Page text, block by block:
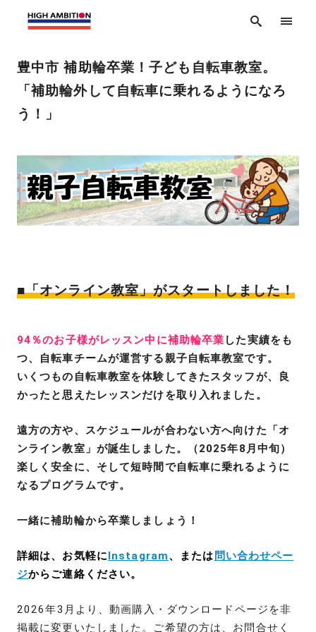
豊中市 補助輪卒業！子ども自転車教室。
「補助輪外して自転車に乗れるようになろ
う！」
■「オンライン教室」がスタートしました！
94％のお子様がレッスン中に補助輪卒業 した実績をも
つ、自転車チームが運営する親子自転車教室です。
いくつもの自転車教室を体験してきたスタッフが、良
かったと思えたレッスンだけを取り入れました。
遠方の方や、スケジュールが合わない方へ向けた「オ
ンライン教室」が誕生しました。（2025年8月中旬）
楽しく安全に、そして短時間で自転車に乗れるように
なるプログラムです。
一緒に補助輪から卒業しましょう！
詳細は、お気軽にInstagram、または 問い合わせペー
ジからご連絡ください。
2026年3月より、動画購入・ダウンロードページを非
掲載に変更いたしました。ご希望の方は、お問合せく